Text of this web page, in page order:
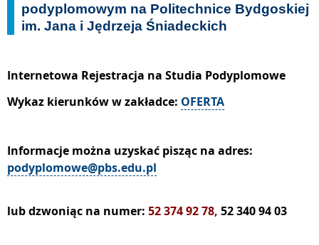
podyplomowym na Politechnice Bydgoskiej
im. Jana i Jędrzeja Śniadeckich
Internetowa Rejestracja na Studia Podyplomowe
Wykaz kierunków w zakładce: OFERTA
Informacje można uzyskać pisząc na adres:
podyplomowe@pbs.edu.pl
lub dzwoniąc na numer: 52 374 92 78, 52 340 94 03